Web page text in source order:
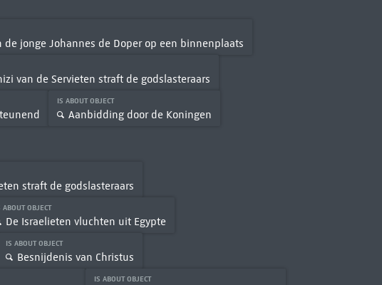
jonge Johannes de Doper op een binnenplaats
van de Servieten straft de godslasteraars
IS ABOUT OBJECT
Aanbidding door de Koningen
straft de godslasteraars
ABOUT OBJECT
De Israelieten vluchten uit Egypte
IS ABOUT OBJECT
Besnijdenis van Christus
IS ABOUT OBJECT